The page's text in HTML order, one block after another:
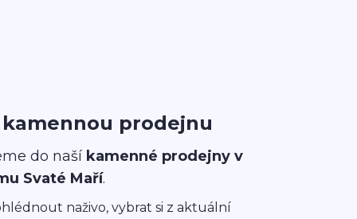
prodejnu
do naší kamenné prodejny v
Svaté Maří.
naživo, vybrat si z aktuální